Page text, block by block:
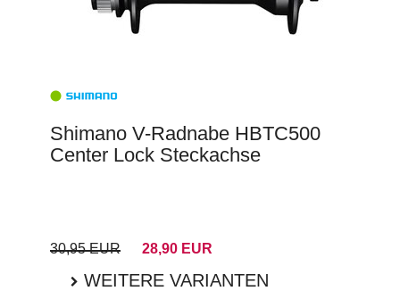
Shimano V-Radnabe HBTC500
Center Lock Steckachse
30,95 EUR 28,90 EUR
WEITERE VARIANTEN